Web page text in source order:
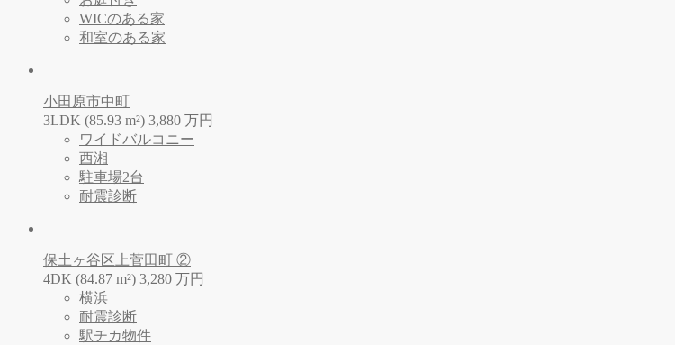
WICのある家
和室のある家
小田原市中町
3LDK (85.93 m²) 3,880 万円
ワイドバルコニー
西湘
駐車場2台
耐震診断
保土ヶ谷区上菅田町 ②
4DK (84.87 m²) 3,280 万円
横浜
耐震診断
駅チカ物件